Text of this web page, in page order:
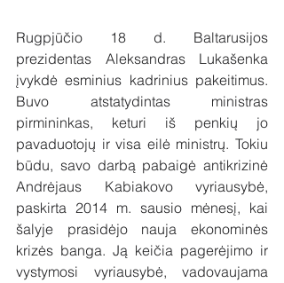
Rugpjūčio 18 d. Baltarusijos
prezidentas Aleksandras Lukašenka
įvykdė esminius kadrinius pakeitimus.
Buvo atstatydintas ministras
pirmininkas, keturi iš penkių jo
pavaduotojų ir visa eilė ministrų. Tokiu
būdu, savo darbą pabaigė antikrizinė
Andrėjaus Kabiakovo vyriausybė,
paskirta 2014 m. sausio mėnesį, kai
šalyje prasidėjo nauja ekonominės
krizės banga. Ją keičia pagerėjimo ir
vystymosi vyriausybė, vadovaujama